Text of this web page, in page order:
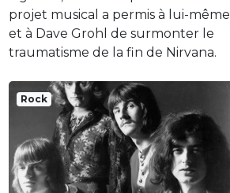
projet musical a permis à lui-même
et à Dave Grohl de surmonter le
traumatisme de la fin de Nirvana.
Rock